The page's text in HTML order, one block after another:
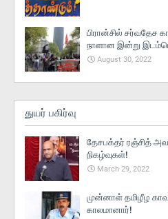
பிரான்சில்
நாளான இன்று
August 30, 2022
துயர் பகிர்வு
தேசபக்தர் ரஞ்சித்
நிகழ்வுகள்!
March 29, 2022
முன்னாள் தமிழீழ
காலமானார்!